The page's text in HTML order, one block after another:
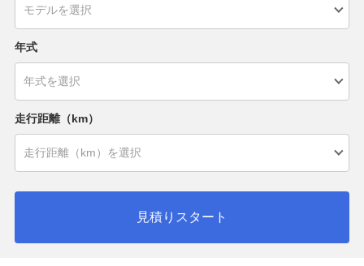
年式
走行距離（km）
見積りスタート